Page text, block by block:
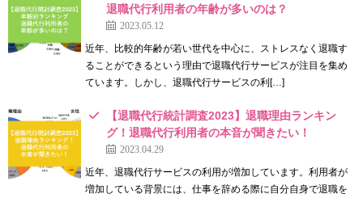
退職代行利用者の年齢が多いのは？
2023.05.12
近年、比較的年齢が若い世代を中心に、ストレスなく退職す
ることができるという理由で退職代行サービスが注目を集め
ています。しかし、退職代行サービスの利[…]
【退職代行統計調査2023】退職理由ランキン
グ！退職代行利用者の本音が聞きたい！
2023.04.29
近年、退職代行サービスの利用が増加しています。利用者が
増加している背景には、仕事を辞める際に自分自身で退職を